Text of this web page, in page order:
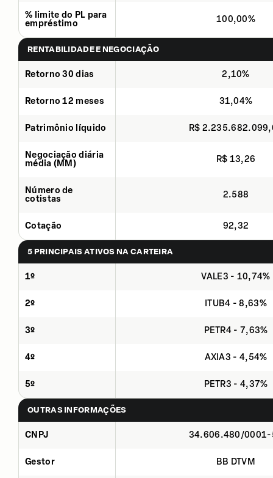
% limite do PL para
empréstimo
100,00%
RENTABILIDADE E NEGOCIAÇÃO
Retorno 30 dias 2,10%
Retorno 12 meses 31,04%
Patrimônio líquido R$
Negociação diária
média (MM)
R$ 13,26
Número de
cotistas
2.588
Cotação 92,32
5 PRINCIPAIS ATIVOS NA CARTEIRA
1º VALE3 - 10,74%
2º ITUB4 - 8,63%
3º PETR4 - 7,63%
4º AXIA3 - 4,54%
5º PETR3 - 4,37%
OUTRAS INFORMAÇÕES
CNPJ 34.606.480/0001-
Gestor BB DTVM